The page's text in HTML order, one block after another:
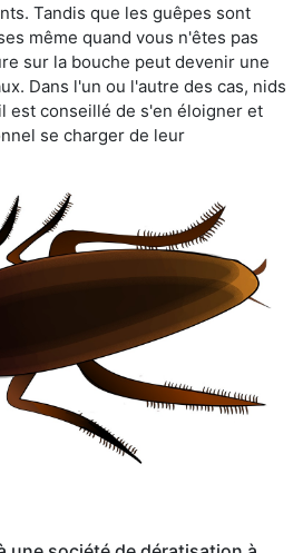
Tandis que les guêpes sont
même quand vous n'êtes pas
sur la bouche peut devenir une
Dans l'un ou l'autre des cas, nids
est conseillé de s'en éloigner et
se charger de leur